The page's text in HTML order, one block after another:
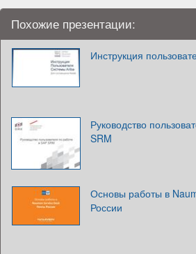
Похожие презентации:
Инструкция
Руководство
SRM
Основы работы в
России